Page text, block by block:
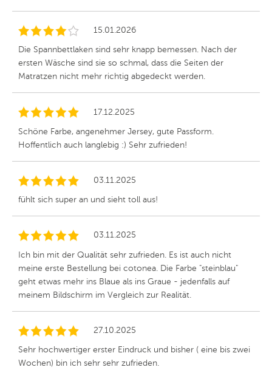
15.01.2026
Die Spannbettlaken sind sehr knapp bemessen. Nach der
ersten Wäsche sind sie so schmal, dass die Seiten der
Matratzen nicht mehr richtig abgedeckt werden.
17.12.2025
Schöne Farbe, angenehmer Jersey, gute Passform.
Hoffentlich auch langlebig :) Sehr zufrieden!
03.11.2025
fühlt sich super an und sieht toll aus!
03.11.2025
Ich bin mit der Qualität sehr zufrieden. Es ist auch nicht
meine erste Bestellung bei cotonea. Die Farbe "steinblau"
geht etwas mehr ins Blaue als ins Graue - jedenfalls auf
meinem Bildschirm im Vergleich zur Realität.
27.10.2025
Sehr hochwertiger erster Eindruck und bisher ( eine bis zwei
Wochen) bin ich sehr sehr zufrieden.